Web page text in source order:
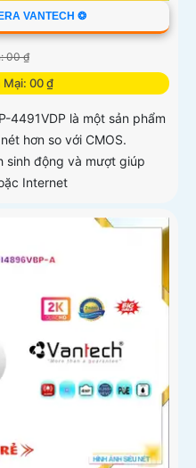
VANTECH ❂
00 ₫
Mại: 00 ₫
4491VDP là một sản phẩm
hơn so với CMOS.
sinh động và mượt giúp
Internet